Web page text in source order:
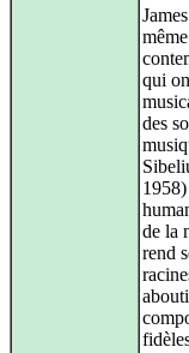
qui
des
de la
rend